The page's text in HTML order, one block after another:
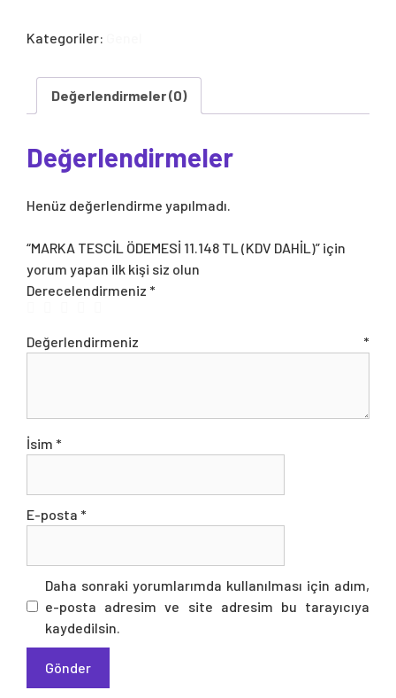
11.148
(KDV
DAHİL)
adet
Kategoriler:
Değerlendirmeler (0)
Değerlendirmeler
Henüz değerlendirme yapılmadı.
“MARKA TESCİL ÖDEMESİ 11.148 TL (KDV DAHİL)” için
yorum yapan ilk kişi siz olun
Derecelendirmeniz *
Değerlendirmeniz *
İsim *
E-posta *
Daha sonraki yorumlarımda kullanılması için adım,
e-posta adresim ve site adresim bu tarayıcıya
kaydedilsin.